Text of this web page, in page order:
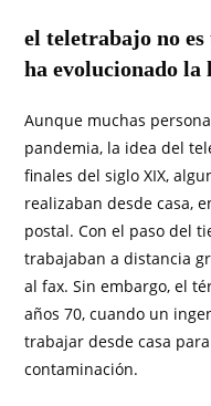
el teletrabajo no es
ha evolucionado la
Aunque muchas
pandemia, la idea del
finales del siglo XIX,
realizaban desde casa,
postal. Con el paso del
trabajaban a distancia
al fax. Sin embargo, el
años 70, cuando un
trabajar desde casa
contaminación.